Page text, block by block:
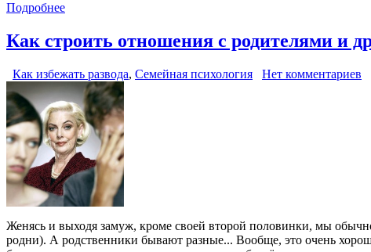
Подробнее
Как строить отношения с родителями и
Как избежать развода, Семейная психология Нет комментариев
Женясь и выходя замуж, кроме своей второй половинки, мы
родни). А родственники бывают разные... Вообще, это очень